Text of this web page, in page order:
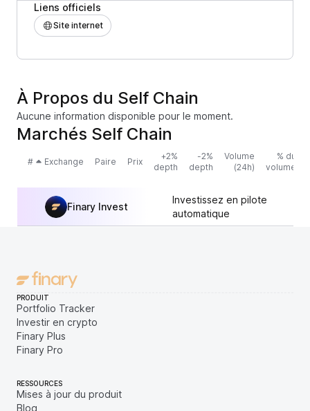
Liens officiels
Site internet
À Propos du Self Chain
Aucune information disponible pour le moment.
Marchés Self Chain
# Exchange Paire Prix
+2%
depth
-2%
depth
Volume
(24h)
% du
volume
Finary Invest
Investissez en pilote
automatique
PRODUIT
Portfolio Tracker
Investir en crypto
Finary Plus
Finary Pro
RESSOURCES
Mises à jour du produit
Blog